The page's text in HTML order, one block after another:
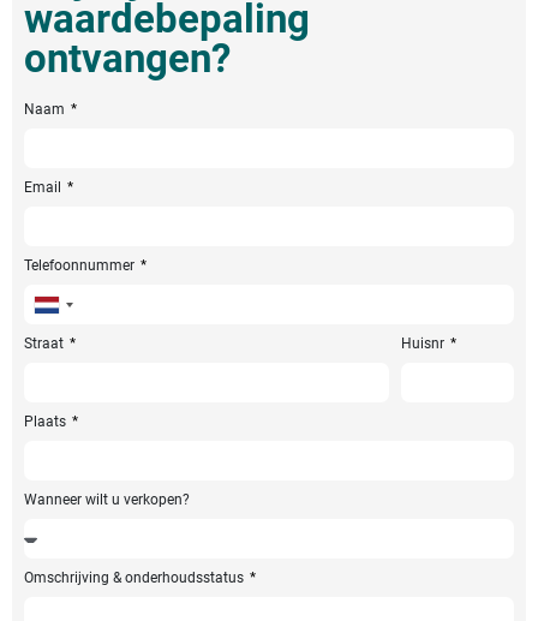
waardebepaling
ontvangen?
Naam
Email
Telefoonnummer
Netherlands
+31
Straat Huisnr
Plaats
Wanneer wilt u verkopen?
Omschrijving & onderhoudsstatus